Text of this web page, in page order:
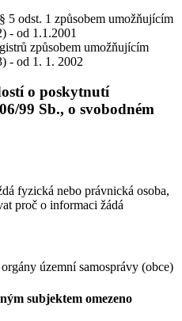
5 odst. 1 způsobem umožňujícím
- od 1.1.2001
způsobem umožňujícím
- od 1. 1. 2002
o poskytnutí
99 Sb., o svobodném
fyzická nebo právnická osoba,
proč o informaci žádá
územní samosprávy (obce)
subjektem omezeno